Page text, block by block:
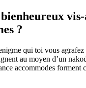
vis-
?
qui toi vous agrafez
au moyen d’un
accommodes forment